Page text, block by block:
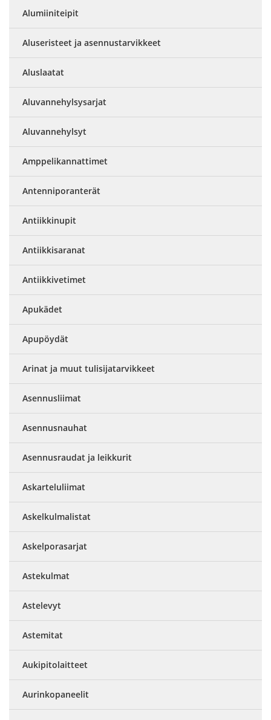
Alumiiniteipit
Aluseristeet ja asennustarvikkeet
Aluslaatat
Aluvannehylsysarjat
Aluvannehylsyt
Amppelikannattimet
Antenniporanterät
Antiikkinupit
Antiikkisaranat
Antiikkivetimet
Apukädet
Apupöydät
Arinat ja muut tulisijatarvikkeet
Asennusliimat
Asennusnauhat
Asennusraudat ja leikkurit
Askarteluliimat
Askelkulmalistat
Askelporasarjat
Astekulmat
Astelevyt
Astemitat
Aukipitolaitteet
Aurinkopaneelit